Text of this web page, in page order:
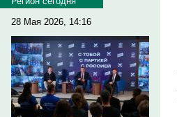
28 Мая 2026, 14:16